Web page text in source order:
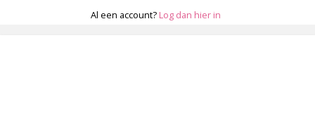
Al een account? Log dan hier in